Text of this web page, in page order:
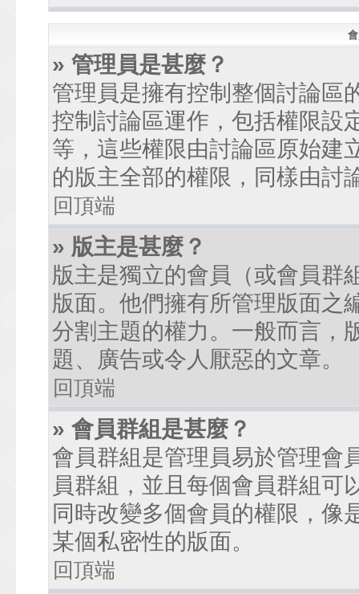
» 管理員是甚麼？
管理員是擁有控制整個討論區
控制討論區運作，包括權限設
等，這些權限由討論區原始建
的版主全部的權限，同樣由討
回頂端
» 版主是甚麼？
版主是獨立的會員（或會員群
版面。他們擁有所管理版面之
分割主題的權力。一般而言，
題、廣告或令人厭惡的文章。
回頂端
» 會員群組是甚麼？
會員群組是管理員易於管理會
員群組，並且每個會員群組可
同時改變多個會員的權限，像
某個私密性的版面。
回頂端